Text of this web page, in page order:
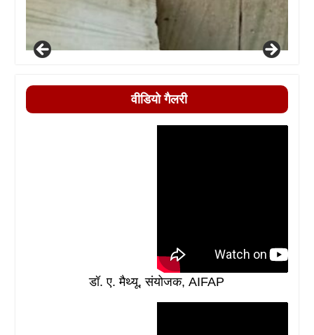
वीडियो गैलरी
डॉ. ए. मैथ्यू, संयोजक, AIFAP